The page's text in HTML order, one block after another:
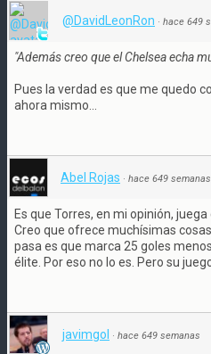
@DavidLeonRon · hace 649
"Además creo que el Chelsea echa
Pues la verdad es que me quedo
ahora mismo...
Abel Rojas · hace 649 semanas
Es que Torres, en mi opinión,
Creo que ofrece muchísimas
pasa es que marca 25 goles
élite. Por eso no lo es. Pero su
javimgol · hace 649 semanas